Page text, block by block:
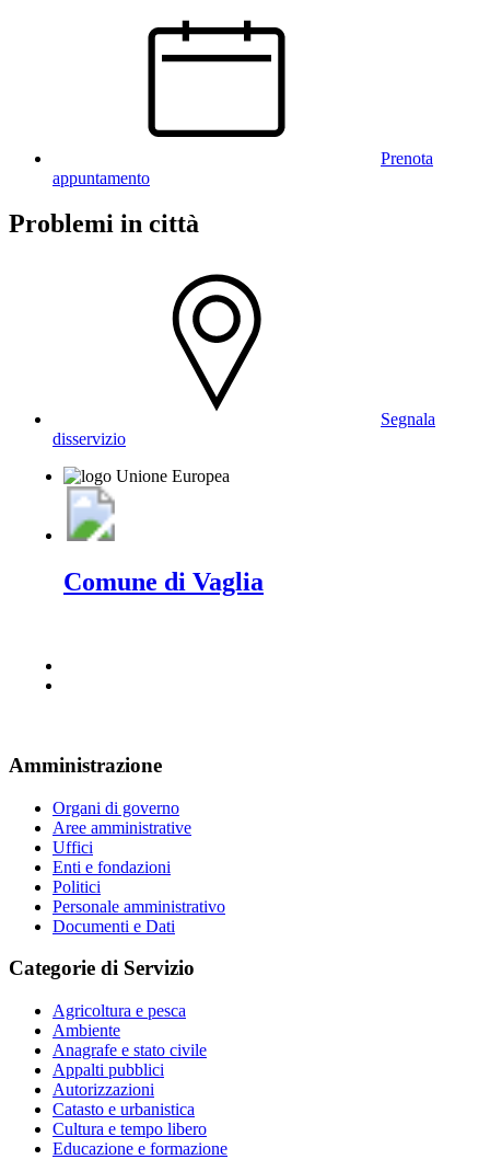
Prenota
appuntamento
Problemi in città
Segnala
disservizio
Comune di Vaglia
Amministrazione
Organi di governo
Aree amministrative
Uffici
Enti e fondazioni
Politici
Personale amministrativo
Documenti e Dati
Categorie di Servizio
Agricoltura e pesca
Ambiente
Anagrafe e stato civile
Appalti pubblici
Autorizzazioni
Catasto e urbanistica
Cultura e tempo libero
Educazione e formazione